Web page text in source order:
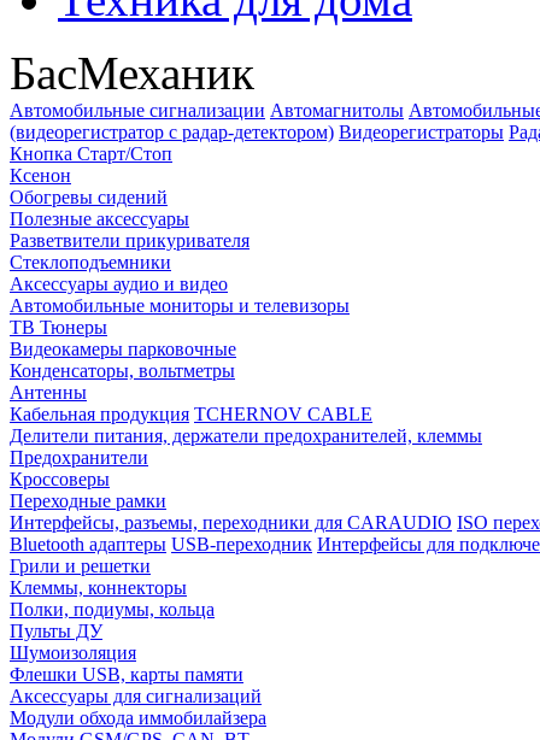
БасМеханик
Автомобильные сигнализации Автомагнитолы
(видеорегистратор с радар-детектором) Видеорегистраторы
Кнопка Старт/Стоп
Ксенон
Обогревы сидений
Полезные аксессуары
Разветвители прикуривателя
Стеклоподъемники
Аксессуары аудио и видео
Автомобильные мониторы и телевизоры
ТВ Тюнеры
Видеокамеры парковочные
Конденсаторы, вольтметры
Антенны
Кабельная продукция TCHERNOV CABLE
Делители питания, держатели предохранителей, клеммы
Предохранители
Кроссоверы
Переходные рамки
Интерфейсы, разъемы, переходники для CARAUDIO ISO
Bluetooth адаптеры USB-переходник Интерфейсы для
Грили и решетки
Клеммы, коннекторы
Полки, подиумы, кольца
Пульты ДУ
Шумоизоляция
Флешки USB, карты памяти
Аксессуары для сигнализаций
Модули обхода иммобилайзера